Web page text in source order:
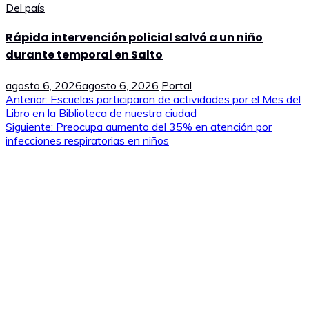
Del país
Rápida intervención policial salvó a un niño
durante temporal en Salto
agosto 6, 2026agosto 6, 2026 Portal
Navegación
de
entradas
Anterior: Escuelas participaron de actividades por el Mes del
Libro en la Biblioteca de nuestra ciudad
Siguiente: Preocupa aumento del 35% en atención por
infecciones respiratorias en niños